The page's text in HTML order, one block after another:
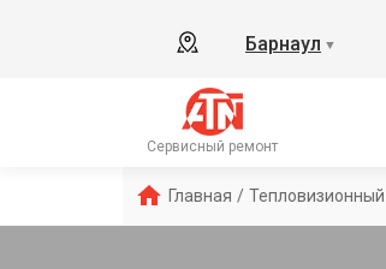
Барнаул ▼
Сервисный ремонт
Главная /